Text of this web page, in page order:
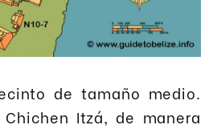
de tamaño medio.
Itzá, de manera